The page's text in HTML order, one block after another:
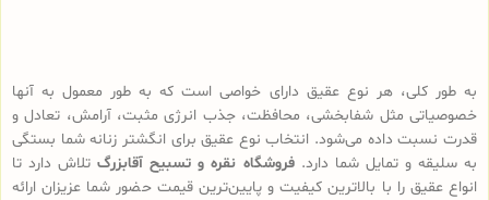
به طور کلی، هر نوع عقیق دارای خواصی است که به طور معمول به آنها
خصوصیاتی مثل شفابخشی، محافظت، جذب انرژی مثبت، آرامش، تعادل و
قدرت نسبت داده می‌شود. انتخاب نوع عقیق برای انگشتر زنانه شما بستگی
به سلیقه و تمایل شما دارد.فروشگاه نقره و تسبیح آقابزرگتلاش دارد تا
انواع عقیق را با بالاترین کیفیت و پایین‌ترین قیمت حضور شما عزیزان ارائه